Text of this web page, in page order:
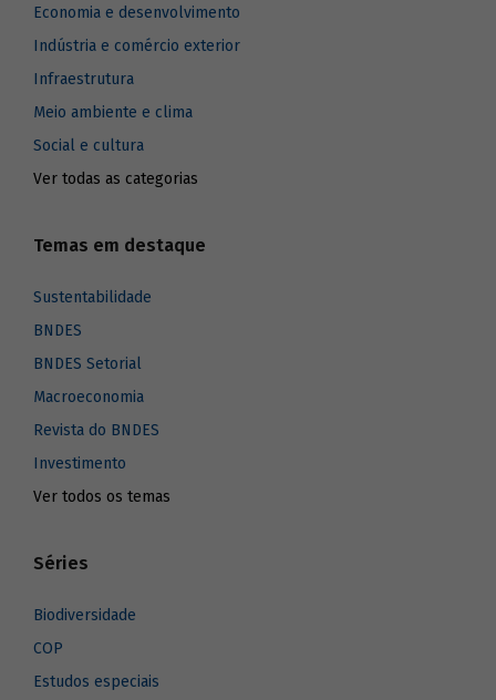
Economia e desenvolvimento
Indústria e comércio exterior
Infraestrutura
Meio ambiente e clima
Social e cultura
Ver todas as categorias
Temas em destaque
Sustentabilidade
BNDES
BNDES Setorial
Macroeconomia
Revista do BNDES
Investimento
Ver todos os temas
Séries
Biodiversidade
COP
Estudos especiais